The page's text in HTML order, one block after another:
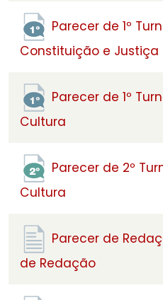
Parecer de 1º
Constituição e Justiça
Parecer de 1º
Cultura
Parecer de 2º
Cultura
Parecer de
de Redação